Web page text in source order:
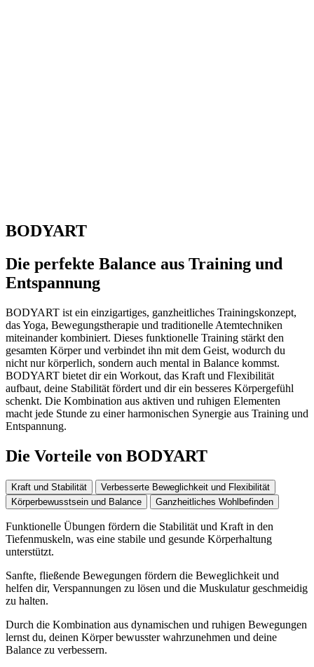
BODYART
Die perfekte Balance aus Training und
Entspannung
BODYART ist ein einzigartiges, ganzheitliches Trainingskonzept,
das Yoga, Bewegungstherapie und traditionelle Atemtechniken
miteinander kombiniert. Dieses funktionelle Training stärkt den
gesamten Körper und verbindet ihn mit dem Geist, wodurch du
nicht nur körperlich, sondern auch mental in Balance kommst.
BODYART bietet dir ein Workout, das Kraft und Flexibilität
aufbaut, deine Stabilität fördert und dir ein besseres Körpergefühl
schenkt. Die Kombination aus aktiven und ruhigen Elementen
macht jede Stunde zu einer harmonischen Synergie aus Training und
Entspannung.
Die Vorteile von BODYART
Kraft und Stabilität
Verbesserte Beweglichkeit und Flexibilität
Körperbewusstsein und Balance
Ganzheitliches Wohlbefinden
Funktionelle Übungen fördern die Stabilität und Kraft in den
Tiefenmuskeln, was eine stabile und gesunde Körperhaltung
unterstützt.
Sanfte, fließende Bewegungen fördern die Beweglichkeit und
helfen dir, Verspannungen zu lösen und die Muskulatur geschmeidig
zu halten.
Durch die Kombination aus dynamischen und ruhigen Bewegungen
lernst du, deinen Körper bewusster wahrzunehmen und deine
Balance zu verbessern.